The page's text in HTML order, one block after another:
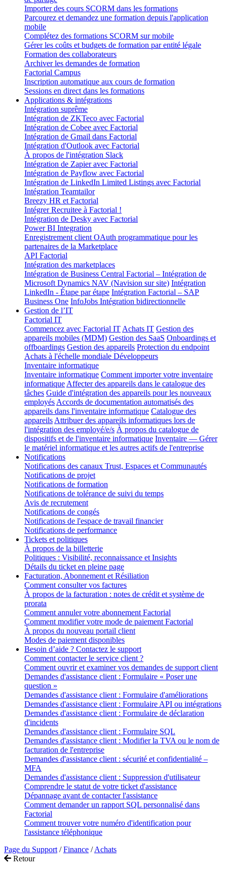
Importer des cours SCORM dans les formations
Parcourez et demandez une formation depuis l'application
mobile
Complétez des formations SCORM sur mobile
Gérer les coûts et budgets de formation par entité légale
Formation des collaborateurs
Archiver les demandes de formation
Factorial Campus
Inscription automatique aux cours de formation
Sessions en direct dans les formations
Applications & intégrations
Intégration suprême
Intégration de ZKTeco avec Factorial
Intégration de Cobee avec Factorial
Intégration de Gmail dans Factorial
Intégration d'Outlook avec Factorial
À propos de l'intégration Slack
Intégration de Zapier avec Factorial
Intégration de Payflow avec Factorial
Intégration de LinkedIn Limited Listings avec Factorial
Intégration Teamtailor
Breezy HR et Factorial
Intégrer Recruitee à Factorial !
Intégration de Desky avec Factorial
Power BI Integration
Enregistrement client OAuth programmatique pour les
partenaires de la Marketplace
API Factorial
Intégration des marketplaces
Intégration de Business Central Factorial – Intégration de
Microsoft Dynamics NAV (Navision sur site) Intégration
LinkedIn - Étape par étape Intégration Factorial – SAP
Business One InfoJobs Intégration bidirectionnelle
Gestion de l’IT
Factorial IT
Commencez avec Factorial IT Achats IT Gestion des
appareils mobiles (MDM) Gestion des SaaS Onboardings et
offboardings Gestion des appareils Protection du endpoint
Achats à l'échelle mondiale Développeurs
Inventaire informatique
Inventaire informatique Comment importer votre inventaire
informatique Affecter des appareils dans le catalogue des
tâches Guide d'intégration des appareils pour les nouveaux
employés Accords de documentation automatisés des
appareils dans l'inventaire informatique Catalogue des
appareils Attribuer des appareils informatiques lors de
l'intégration des employé/e/s À propos du catalogue de
dispositifs et de l'inventaire informatique Inventaire — Gérer
le matériel informatique et les autres actifs de l'entreprise
Notifications
Notifications des canaux Trust, Espaces et Communautés
Notifications de projet
Notifications de formation
Notifications de tolérance de suivi du temps
Avis de recrutement
Notifications de congés
Notifications de l'espace de travail financier
Notifications de performance
Tickets et politiques
À propos de la billetterie
Politiques : Visibilité, reconnaissance et Insights
Détails du ticket en pleine page
Facturation, Abonnement et Résiliation
Comment consulter vos factures
À propos de la facturation : notes de crédit et système de
prorata
Comment annuler votre abonnement Factorial
Comment modifier votre mode de paiement Factorial
À propos du nouveau portail client
Modes de paiement disponibles
Besoin d’aide ? Contactez le support
Comment contacter le service client ?
Comment ouvrir et examiner vos demandes de support client
Demandes d'assistance client : Formulaire « Poser une
question »
Demandes d'assistance client : Formulaire d'améliorations
Demandes d'assistance client : Formulaire API ou intégrations
Demandes d'assistance client : Formulaire de déclaration
d'incidents
Demandes d'assistance client : Formulaire SQL
Demandes d'assistance client : Modifier la TVA ou le nom de
facturation de l'entreprise
Demandes d'assistance client : sécurité et confidentialité –
MFA
Demandes d'assistance client : Suppression d'utilisateur
Comprendre le statut de votre ticket d'assistance
Dépannage avant de contacter l'assistance
Comment demander un rapport SQL personnalisé dans
Factorial
Comment trouver votre numéro d'identification pour
l'assistance téléphonique
Page du Support / Finance / Achats
Retour